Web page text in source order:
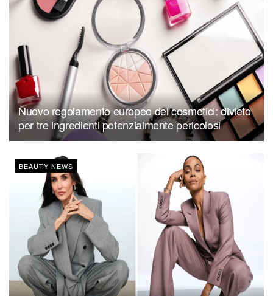
Nuovo regolamento europeo dei cosmetici: divieto
per tre ingredienti potenzialmente pericolosi
BEAUTY NEWS